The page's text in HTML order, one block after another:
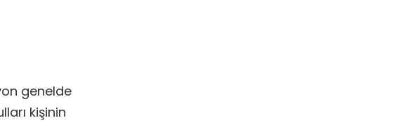
genelde
kişinin